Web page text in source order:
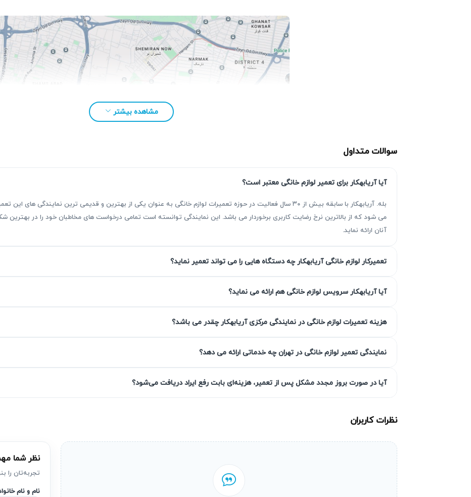
سلامت دستگاه شما را تضمین می‌نماید. استفاده از تجهیزات مدرن و تکنسین‌های مجرب بخشی از مزایای ماست که رضایت
استانداردهای لازم همراه هستند و چنانچه مشکل تکرار شود، بدون هزینه رفع خواهد شد.
مطابق با بودجه و نیازتان انجام شود، بدون اینکه کیفیت دستگاه کاهش یابد.
کارشناسان آریابهکار ابتدا عیب‌یابی دقیق را انجام می‌دهند و دلیل خرابی را به صورت گزارش فنی شفاف به مشتری
مشاهده بیشتر
سوالات متداول
آیا آریابهکار برای تعمیر لوازم خانگی معتبر است؟
بله. آریابهکار با سابقه بیش از ۳۰ سال فعالیت در حوزه تعمیرات لوازم خانگی به عنوان یکی از بهترین و قدیمی ترین نمایندگی
می شود که از بالاترین نرخ رضایت کاربری برخوردار می باشد. این نمایندگی توانسته است تمامی درخواست های مخاطبان خود را در
آنان ارائه نماید.
تعمیرکار لوازم خانگی آریابهکار چه دستگاه هایی را می تواند تعمیر نماید؟
آیا آریابهکار سرویس لوازم خانگی هم ارائه می نماید؟
هزینه تعمیرات لوازم خانگی در نمایندگی مرکزی آریابهکار چقدر می باشد؟
نمایندگی تعمیر لوازم خانگی در تهران چه خدماتی ارائه می دهد؟
آیا در صورت بروز مجدد مشکل پس از تعمیر، هزینه‌ای بابت رفع ایراد دریافت می‌شود؟
نظرات کاربران
نظر شما
تجربه‌تان را
نام و نام